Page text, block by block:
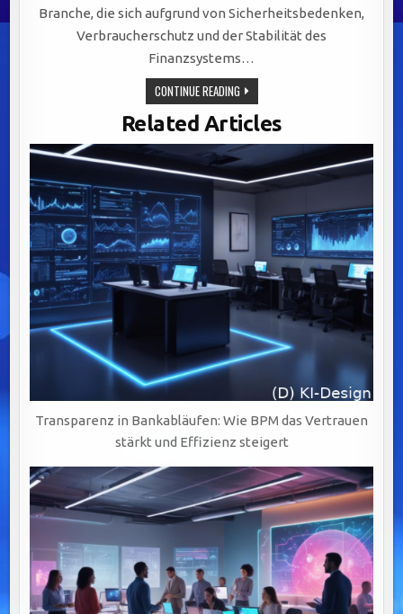
Branche, die sich aufgrund von Sicherheitsbedenken,
Verbraucherschutz und der Stabilität des
Finanzsystems…
CONTINUE READINGREGULATORISCHE
ANFORDERUNGEN
IM
BANKWESEN:
SCHLÜSSEL
ZU
EFFEKTIVEM
BUSINESS
PROCESS
MANAGEMENT
(BPM)
Related Articles
Transparenz in Bankabläufen: Wie BPM das Vertrauen
stärkt und Effizienz steigert